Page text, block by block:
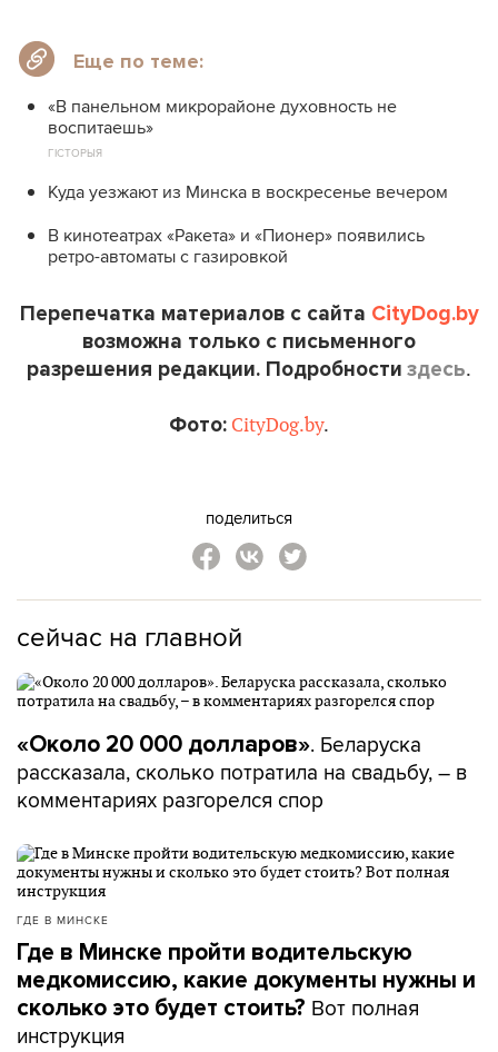
Еще по теме:
«В панельном микрорайоне духовность не
воспитаешь»
ГІСТОРЫЯ
Куда уезжают из Минска в воскресенье вечером
В кинотеатрах «Ракета» и «Пионер» появились
ретро-автоматы с газировкой
Перепечатка материалов с сайта CityDog.by
возможна только с письменного
разрешения редакции. Подробности здесь.
Фото: CityDog.by.
поделиться
сейчас на главной
«Около 20 000 долларов». Беларуска
рассказала, сколько потратила на свадьбу, – в
комментариях разгорелся спор
ГДЕ В МИНСКЕ
Где в Минске пройти водительскую
медкомиссию, какие документы нужны и
сколько это будет стоить? Вот полная
инструкция